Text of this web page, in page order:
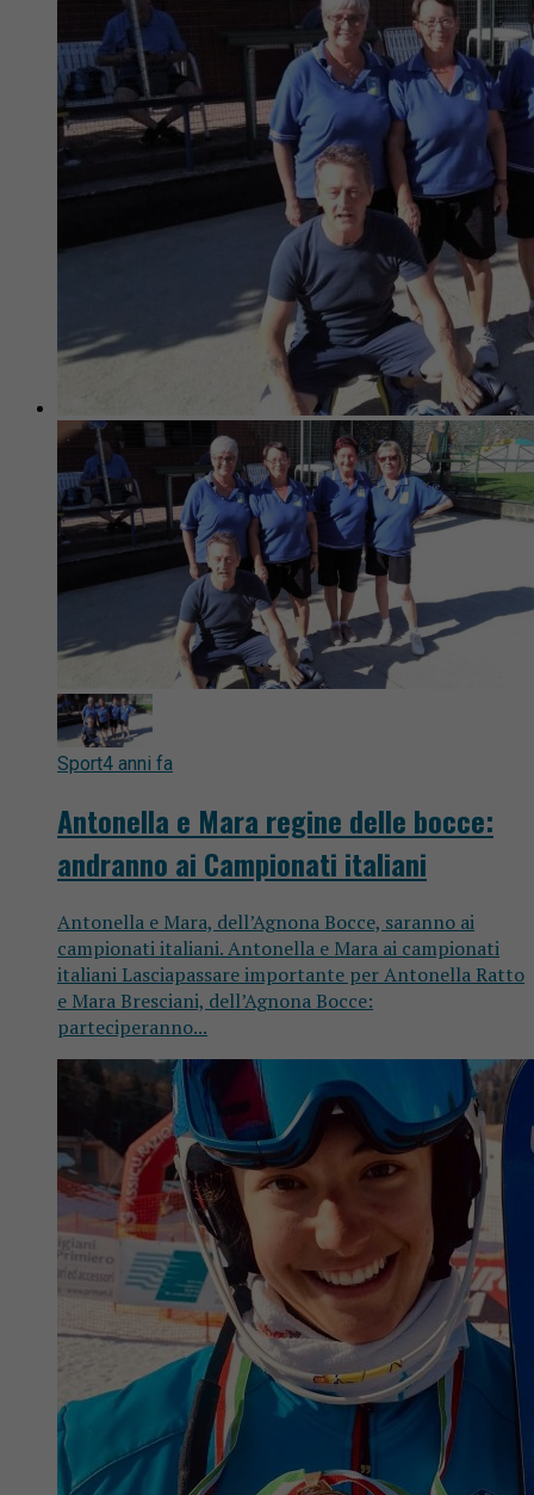
Sport4 anni fa
Antonella e Mara regine delle bocce:
andranno ai Campionati italiani
Antonella e Mara, dell’Agnona Bocce, saranno ai
campionati italiani. Antonella e Mara ai campionati
italiani Lasciapassare importante per Antonella Ratto
e Mara Bresciani, dell’Agnona Bocce:
parteciperanno...